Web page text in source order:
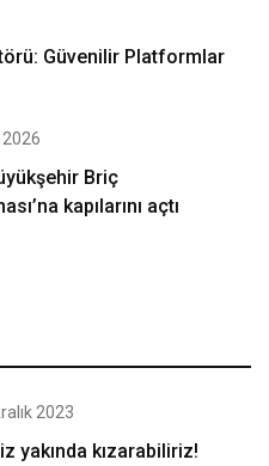
Güvenilir Platformlar
Briç
kapılarını açtı
2023
yakında kızarabiliriz!